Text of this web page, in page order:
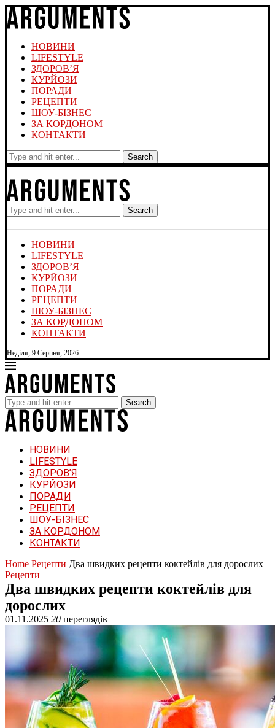
НОВИНИ
LIFESTYLE
ЗДОРОВ’Я
КУРЙОЗИ
ПОРАДИ
РЕЦЕПТИ
ШОУ-БІЗНЕС
ЗА КОРДОНОМ
КОНТАКТИ
Search
Search
НОВИНИ
LIFESTYLE
ЗДОРОВ’Я
КУРЙОЗИ
ПОРАДИ
РЕЦЕПТИ
ШОУ-БІЗНЕС
ЗА КОРДОНОМ
КОНТАКТИ
Неділя, 9 Серпня, 2026
Search
НОВИНИ
LIFESTYLE
ЗДОРОВ’Я
КУРЙОЗИ
ПОРАДИ
РЕЦЕПТИ
ШОУ-БІЗНЕС
ЗА КОРДОНОМ
КОНТАКТИ
Home Рецепти Два швидких рецепти коктейлів для дорослих
Рецепти
Два швидких рецепти коктейлів для
дорослих
01.11.2025 20 переглядів